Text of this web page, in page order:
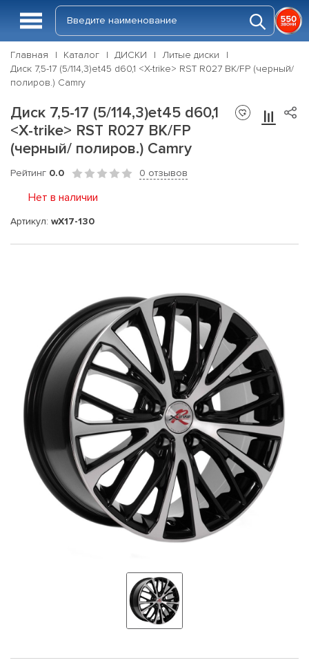
Главная Каталог ДИСКИ
Литые диски
Диск 7,5-17 (5/114,3)et45 d60,1 <X-trike> RST R027 BK/FP (черный/
полиров.) Camry
Диск 7,5-17 (5/114,3)et45 d60,1
<X-trike> RST R027 BK/FP
(черный/ полиров.) Camry
Рейтинг 0.0 0 отзывов
Нет в наличии
Артикул: wX17-130